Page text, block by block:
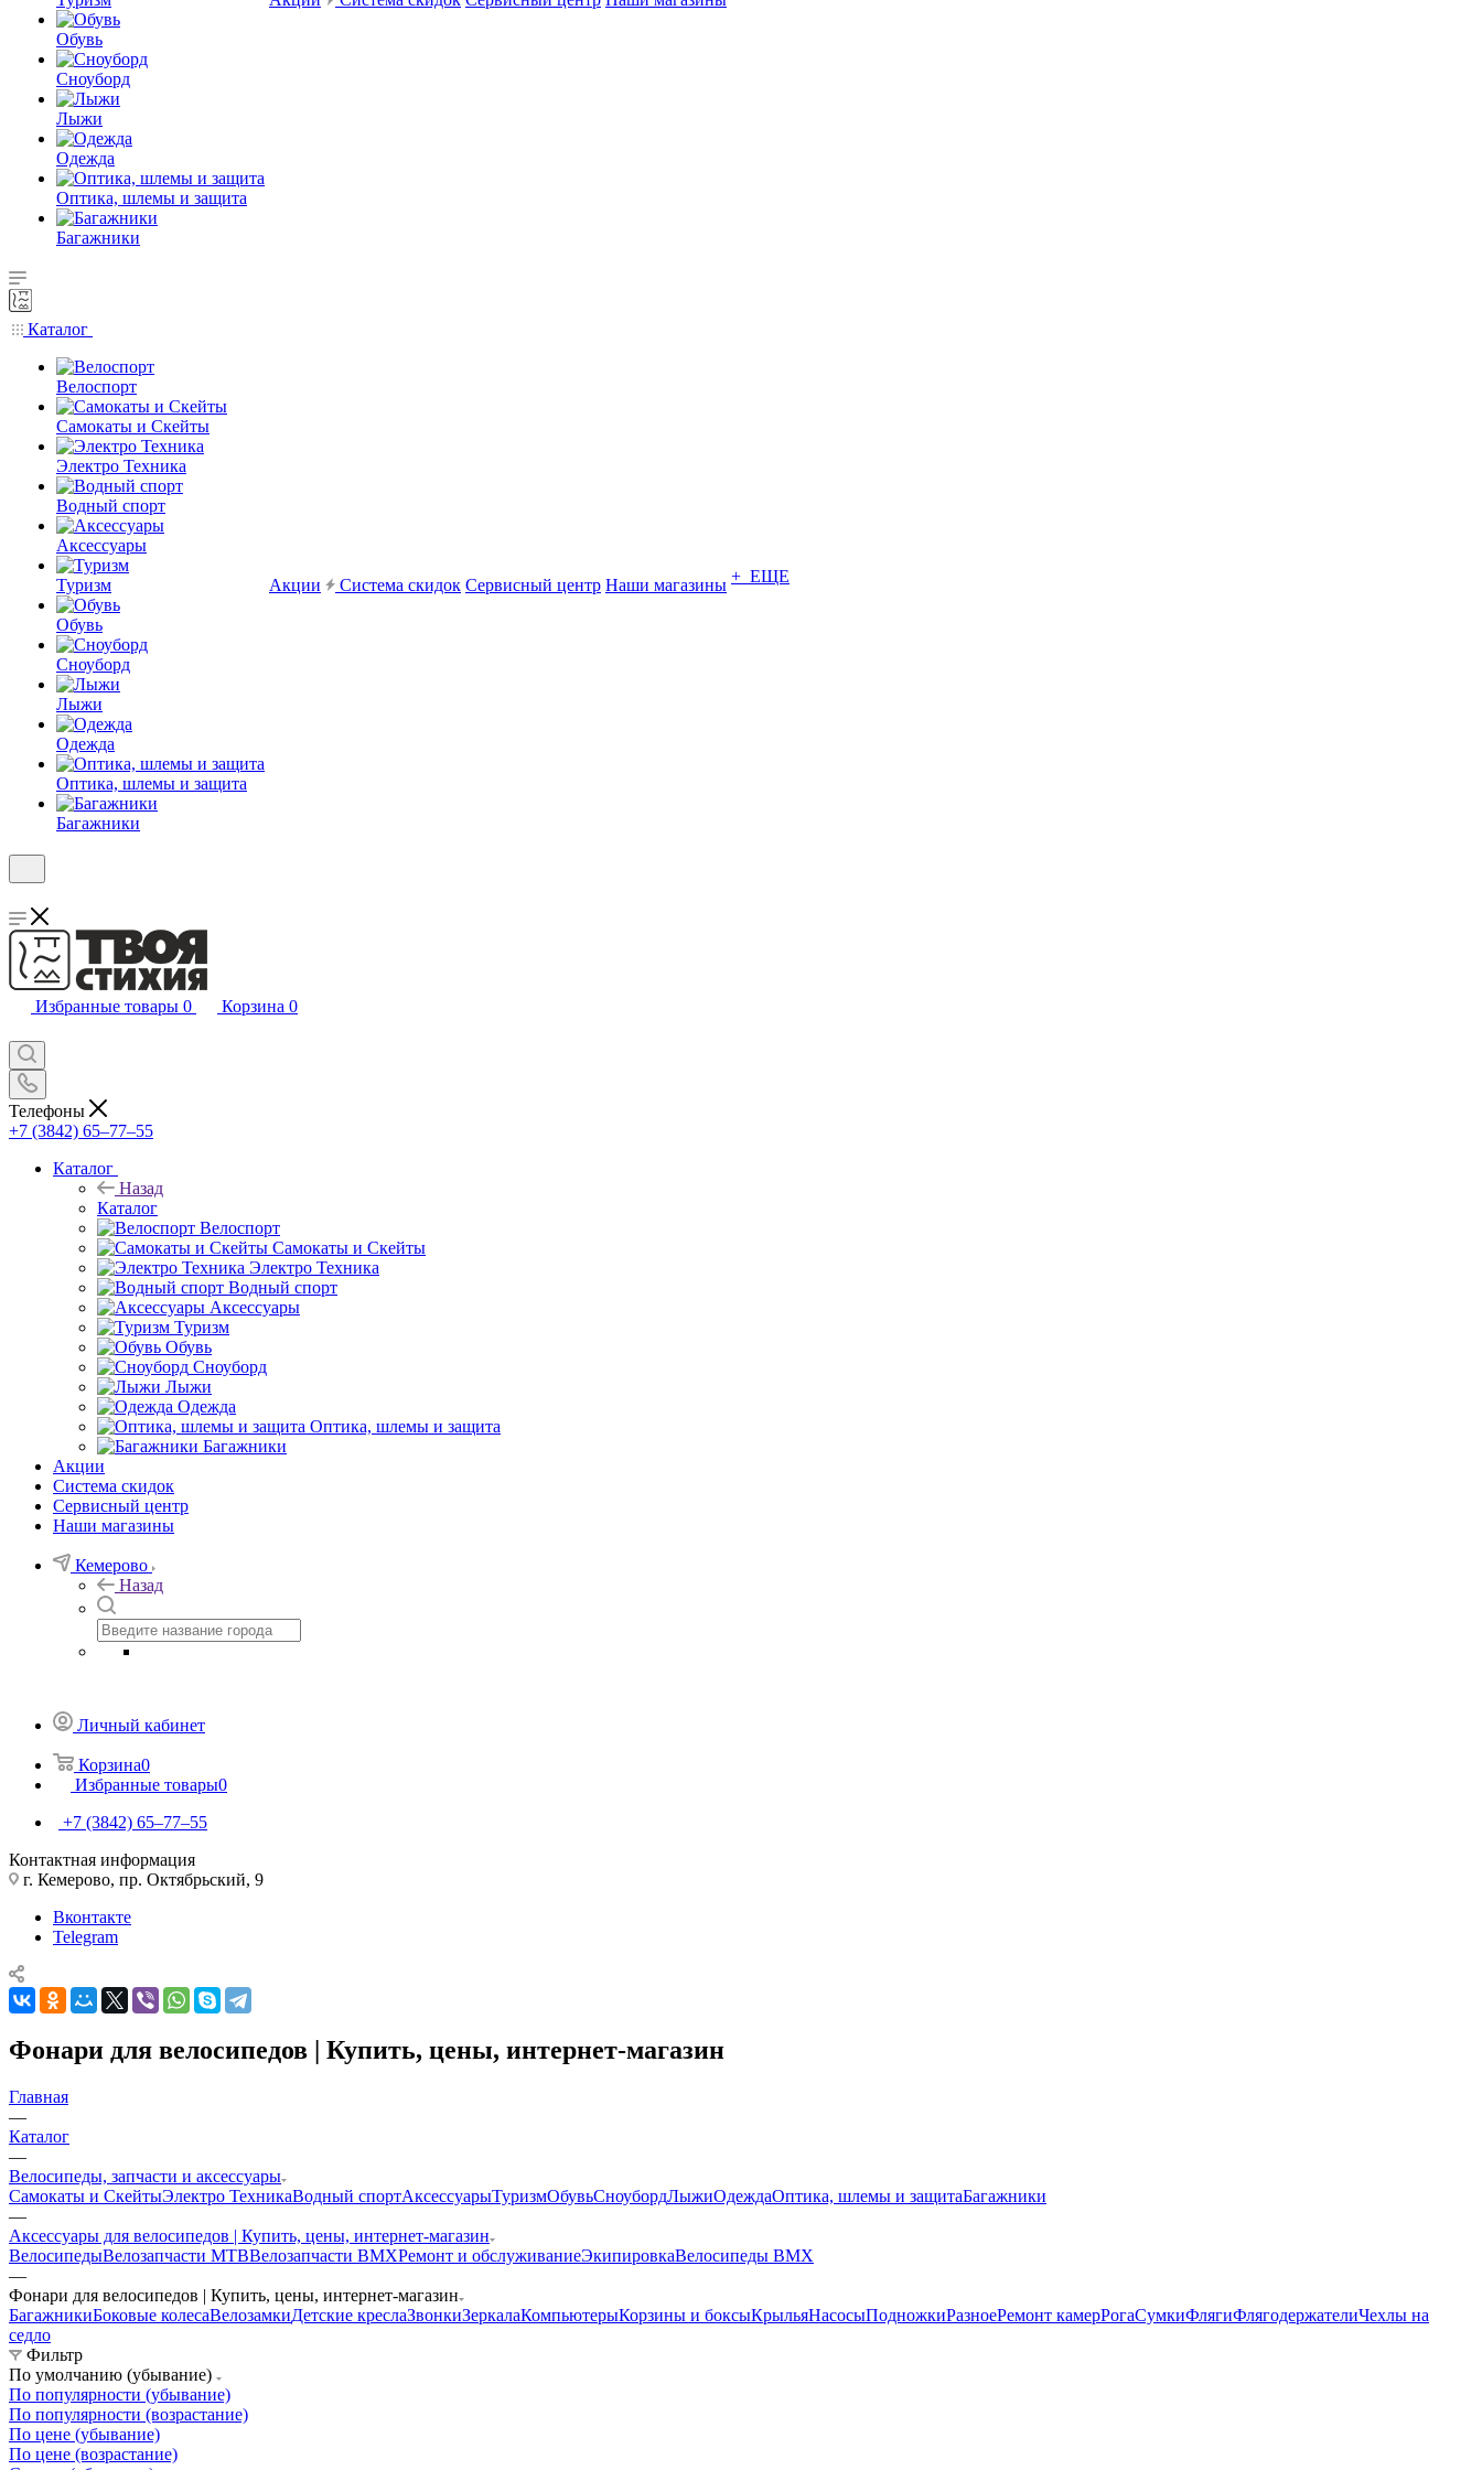
Обувь
Сноуборд
Лыжи
Одежда
Оптика, шлемы и защита
Багажники
Каталог
Велоспорт
Самокаты и Скейты
Электро Техника
Водный спорт
Аксессуары
Туризм
Обувь
Сноуборд
Лыжи
Одежда
Оптика, шлемы и защита
Багажники
Акции Система скидок Сервисный центр Наши магазины + ЕЩЕ
Избранные товары 0 Корзина 0
Телефоны
+7 (3842) 65–77–55
Каталог
Назад
Каталог
Велоспорт
Самокаты и Скейты
Электро Техника
Водный спорт
Аксессуары
Туризм
Обувь
Сноуборд
Лыжи
Одежда
Оптика, шлемы и защита
Багажники
Акции
Система скидок
Сервисный центр
Наши магазины
Кемерово
Назад
Личный кабинет
Корзина0
Избранные товары0
+7 (3842) 65–77–55
Контактная информация
г. Кемерово, пр. Октябрьский, 9
Вконтакте
Telegram
Фонари для велосипедов | Купить, цены, интернет-магазин
Главная
—
Каталог
—
Велосипеды, запчасти и аксессуары
Самокаты и СкейтыЭлектро ТехникаВодный спортАксессуарыТуризмОбувьСноубордЛыжиОдеждаОптика, шлемы и защитаБагажники
—
Аксессуары для велосипедов | Купить, цены, интернет-магазин
ВелосипедыВелозапчасти MTBВелозапчасти BMXРемонт и обслуживаниеЭкипировкаВелосипеды BMX
—
Фонари для велосипедов | Купить, цены, интернет-магазин
БагажникиБоковые колесаВелозамкиДетские креслаЗвонкиЗеркалаКомпьютерыКорзины и боксыКрыльяНасосыПодножкиРазноеРемонт камерРогаСумкиФлягиФлягодержателиЧехлы на
седло
Фильтр
По умолчанию (убывание)
По популярности (убывание)
По популярности (возрастание)
По цене (убывание)
По цене (возрастание)